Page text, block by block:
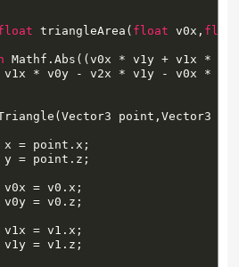
triangleArea( float v0x,
Mathf.Abs((v0x * v1y + v1x *
v1x * v0y - v2x * v1y - v0x *
point,Vector3
x = point.x;
y = point.z;
v0x = v0.x;
v0y = v0.z;
v1x = v1.x;
v1y = v1.z;